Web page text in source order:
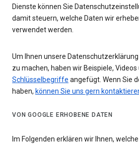
Dienste können Sie
damit steuern, welche Daten wir
verwendet werden.
Um Ihnen unsere
zu machen, haben wir Beispiele,
Schlüsselbegriffe angefügt. Wenn Sie
haben, können Sie uns gern
VON GOOGLE ERHOBENE DATEN
Im Folgenden erklären wir Ihnen,